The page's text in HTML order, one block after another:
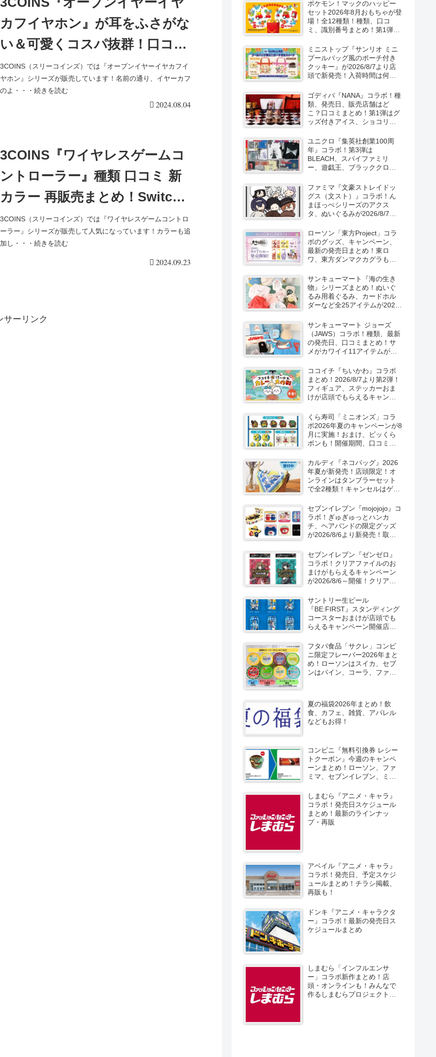
カフイヤホン』が耳をふさがな
い＆可愛くコスパ抜群！口コミ
まとめ！ambieっぽくて！新商
品も！
3COINS（スリーコインズ）では『オープンイヤーイヤカフイ
ヤホン』シリーズが販売しています！名前の通り、イヤーカフ
のよ・・・続きを読む
2024.08.04
3COINS『ワイヤレスゲームコ
ントローラー』種類 口コミ 新
カラー 再販売まとめ！Switch
の互換性も！クリア スケルトン
も！
3COINS（スリーコインズ）では『ワイヤレスゲームコントロ
ーラー』シリーズが販売して人気になっています！カラーも追
加し・・・続きを読む
2024.09.23
サーリンク
ポケモン！マックのハッピー
セット2026年8月おもちゃが登
場！全12種類！種類、口コ
ミ、識別番号まとめ！第1弾は
ミニストップ『サンリオ ミニ
プールバッグ風のポーチ付き
クッキー』が2026/8/7より店
頭で新発売！入荷時間は何
施！キティ&ダニエル、マイメ
ロ＆クロミの2種類！
ゴディバ『NANA』コラボ！種
類、発売日、販売店舗はど
こ？口コミまとめ！第1弾はグ
ッズ付きアイス、ショコリキ
より新発売！第2弾は限定チョ
コレートなどが2026年10月？
再販売は？
ユニクロ『集英社創業100周
年』コラボ！第3弾は
BLEACH、スパイファミリ
ー、遊戯王、ブラッククロー
の半袖Tシャツが2026/8/7より
新発売！
ファミマ『文豪ストレイドッ
グス（文スト）』コラボ！ん
まほっぺシリーズのアクス
タ、ぬいぐるみが2026/8/7～
ローソン「東方Project」コラ
ボのグッズ、キャンペーン、
最新の発売日まとめ！東ロ
ワ、東方ダンマクカグラも！
LostWordのプラモ風アクキ
ー、カラビナ、クリアファイ
ルが2026/8/7より新発売！
サンキューマート『海の生き
物』シリーズまとめ！ぬいぐ
るみ用着ぐるみ、カードホル
ダーなど全25アイテムが2026
コミ！
サンキューマート ジョーズ
（JAWS）コラボ！種類、最新
の発売日、口コミまとめ！サ
メがカワイイ11アイテムが
ココイチ『ちいかわ』コラボ
まとめ！2026/8/7より第2弾！
フィギュア、ステッカーおま
けが店頭でもらえるキャンペ
る！
くら寿司「ミニオンズ」コラ
ボ2026年夏のキャンペーンが8
月に実施！おまけ、ビッくら
ポンも！開催期間、口コミ、
カルディ『ネコバッグ』2026
年夏が新発売！店頭限定！オ
ンラインはタンブラーセット
で全2種類！キャンセルはゲリ
セブンイレブン『mojojojo』コ
ラボ！ぎゅぎゅっとハンカ
チ、ヘアバンドの限定グッズ
が2026/8/6より新発売！取扱
セブンイレブン『ゼンゼロ』
コラボ！クリアファイルのお
まけがもらえるキャンペーン
が2026/8/6～開催！クリアカ
売！
サントリー生ビール
『BE:FIRST』スタンディング
コースターおまけが店頭でも
らえるキャンペーン開催店は
定で6種類！見分け方！セブ
ン、ファミマ、ローソン、デ
イリーヤマザキ、ミニストッ
プなどで！クーラーバッグ
フタバ食品「サクレ」コンビ
ニ限定フレーバー2026年まと
め！ローソンはスイカ、セブ
ンはパイン、コーラ、ファミ
夏の福袋2026年まとめ！飲
食、カフェ、雑貨、アパレル
などもお得！
コンビニ『無料引換券 レシー
トクーポン』今週のキャンペ
ーンまとめ！ローソン、ファ
ミマ、セブンイレブン、ミニ
しまむら『アニメ・キャラ』
コラボ！発売日スケジュール
まとめ！最新のラインナッ
プ・再販
アベイル『アニメ・キャラ』
コラボ！発売日、予定スケジ
ュールまとめ！チラシ掲載、
再販も！
ドンキ『アニメ・キャラクタ
ー』コラボ！最新の発売日ス
ケジュールまとめ
しまむら「インフルエンサ
ー」コラボ新作まとめ！店
頭・オンラインも！みんなで
作るしまむらプロジェクト！